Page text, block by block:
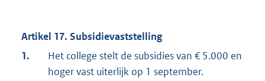
Artikel 17. Subsidievaststelling
1.
Het college stelt de subsidies van € 5.000 en
hoger vast uiterlijk op 1 september.